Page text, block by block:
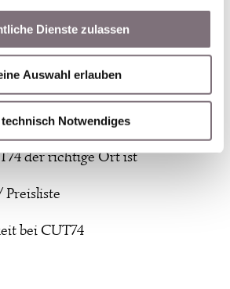
Dienste zulassen
Auswahl erlauben
Notwendiges
der richtige Ort ist
bei CUT74